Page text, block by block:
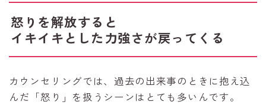
怒りを解放すると
イキイキとした力強さが戻ってくる
カウンセリングでは、過去の出来事のときに抱え込
んだ「怒り」を扱うシーンはとても多いんです。